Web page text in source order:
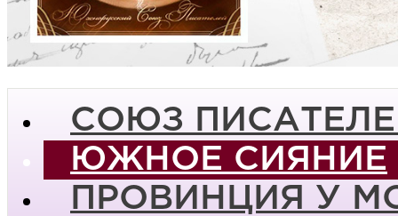
СОЮЗ
ЮЖНОЕ СИЯНИЕ
ПРОВИНЦИЯ У